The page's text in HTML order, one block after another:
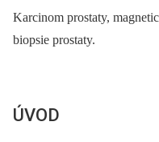
Karcinom prostaty,
biopsie prostaty.
ÚVOD